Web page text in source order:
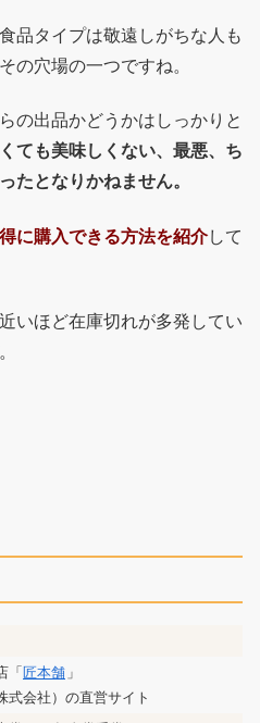
品タイプは敬遠しがちな人も
の穴場の一つですね。
の出品かどうかはしっかりと
ても美味しくない、最悪、ち
たとなりかねません。
に購入できる方法を紹介して
いほど在庫切れが多発してい
「 匠本舗 」
式会社）の直営サイト